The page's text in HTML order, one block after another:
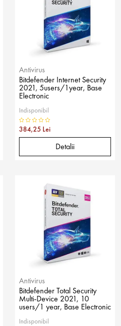
Antivirus
Bitdefender Internet Security
2021, 5users/1year, Base
Electronic
Indisponibil
384,25 Lei
Detalii
Antivirus
Bitdefender Total Security
Multi-Device 2021, 10
users/1 year, Base Electronic
Indisponibil